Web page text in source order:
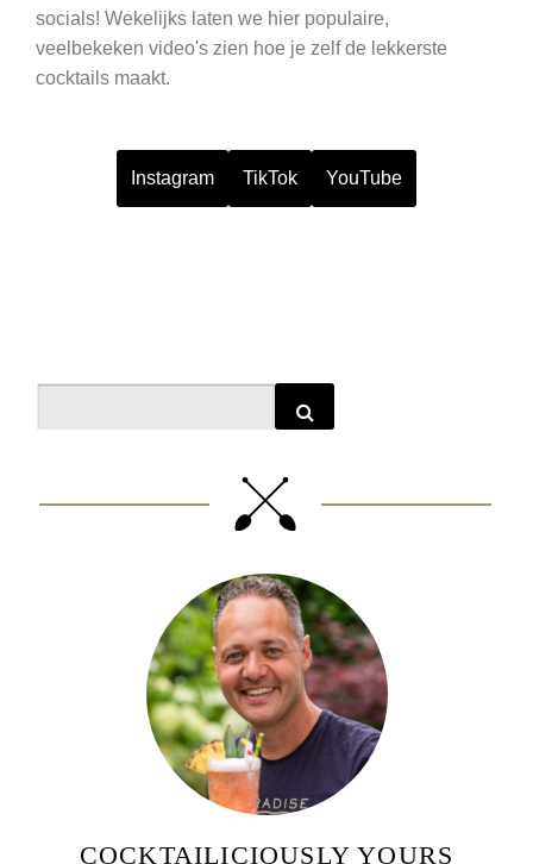
socials! Wekelijks laten we hier populaire,
veelbekeken video's zien hoe je zelf de lekkerste
cocktails maakt.
Instagram TikTok YouTube
COCKTAILICIOUSLY YOURS